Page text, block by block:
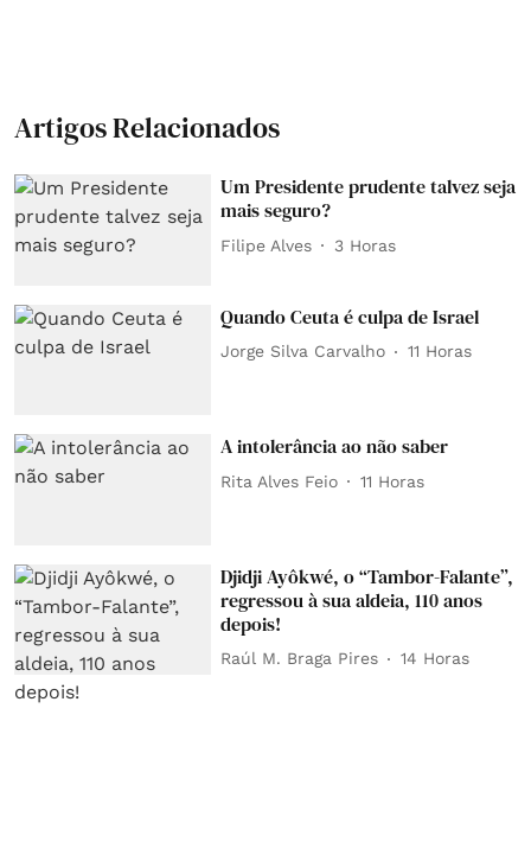
Artigos Relacionados
Um Presidente prudente talvez seja
mais seguro?
Filipe Alves 3 Horas
Quando Ceuta é culpa de Israel
Jorge Silva Carvalho 11 Horas
A intolerância ao não saber
Rita Alves Feio 11 Horas
Djidji Ayôkwé, o “Tambor-Falante”,
regressou à sua aldeia, 110 anos
depois!
Raúl M. Braga Pires 14 Horas